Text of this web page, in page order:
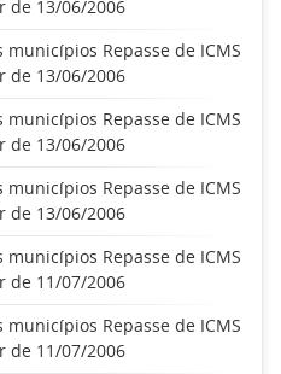
de 13/06/2006
Repasse de ICMS
de 13/06/2006
Repasse de ICMS
de 13/06/2006
Repasse de ICMS
de 13/06/2006
Repasse de ICMS
de 11/07/2006
Repasse de ICMS
de 11/07/2006